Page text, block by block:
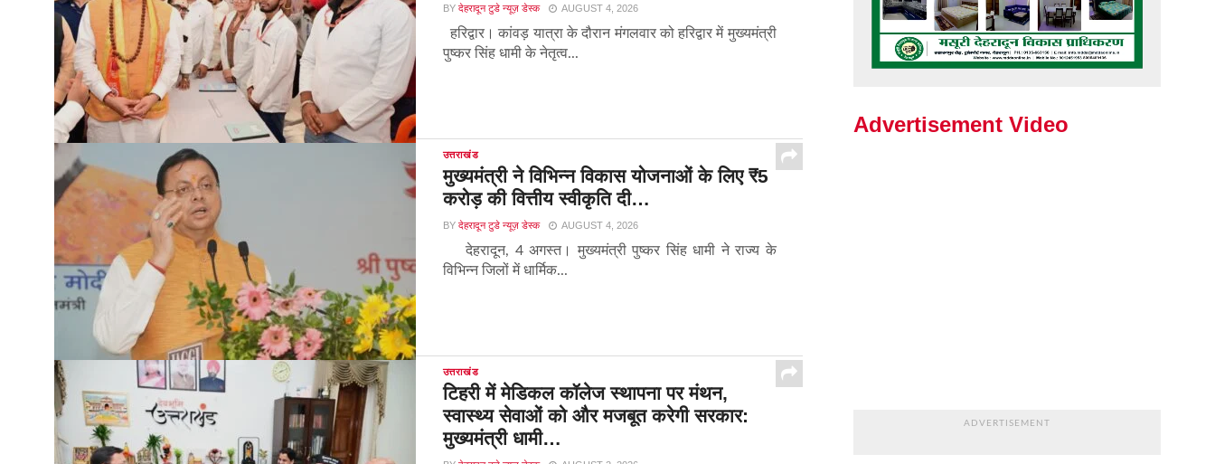
BY देहरादून टुडे न्यूज़ डेस्क AUGUST 4, 2026
हरिद्वार। कांवड़ यात्रा के दौरान मंगलवार को हरिद्वार में मुख्यमंत्री
पुष्कर सिंह धामी के नेतृत्व...
उत्तराखंड
मुख्यमंत्री ने विभिन्न विकास योजनाओं के लिए ₹5
करोड़ की वित्तीय स्वीकृति दी…
BY देहरादून टुडे न्यूज़ डेस्क AUGUST 4, 2026
देहरादून, 4 अगस्त। मुख्यमंत्री पुष्कर सिंह धामी ने राज्य के
विभिन्न जिलों में धार्मिक...
उत्तराखंड
टिहरी में मेडिकल कॉलेज स्थापना पर मंथन,
स्वास्थ्य सेवाओं को और मजबूत करेगी सरकार:
मुख्यमंत्री धामी…
Advertisement Video
ADVERTISEMENT